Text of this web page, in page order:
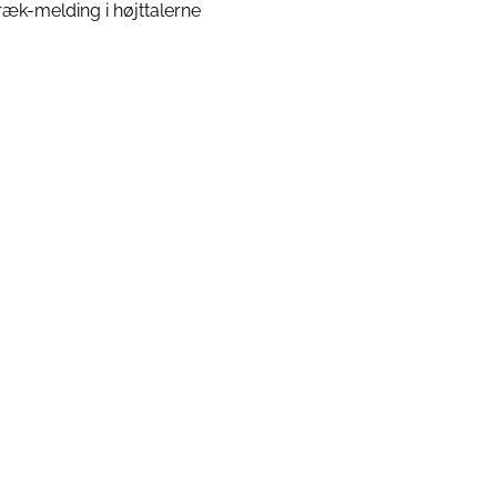
melding i højttalerne